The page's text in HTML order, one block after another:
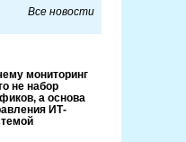
Все новости
мониторинг
не набор
а основа
ИТ-